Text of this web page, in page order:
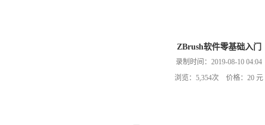
ZBrush软件零基础入门
录制时间：2019-08-10 04:04
浏览：5,354次 价格：20 元